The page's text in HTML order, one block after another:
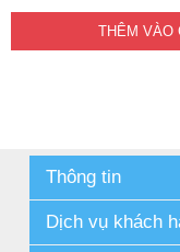
Thông tin
Dịch vụ khách